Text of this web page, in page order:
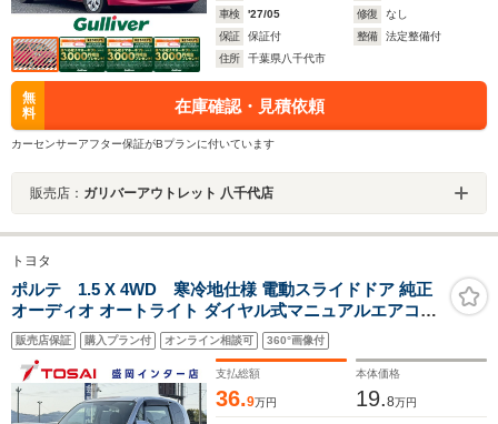
車検
'27/05 修復
なし
保証
保証付 整備
法定整備付
住所
千葉県八千代市
無
料
在庫確認・見積依頼
カーセンサーアフター保証がBプランに付いています
販売店： ガリバーアウトレット 八千代店
トヨタ
ポルテ 1.5 X 4WD 寒冷地仕様 電動スライドドア 純正
オーディオ オートライト ダイヤル式マニュアルエアコン
キーレスキー 横滑り防止装置 フォグライト バニティミラ
ー
販売店保証 購入プラン付 オンライン相談可 360°画像付
支払総額
36.9万円
本体価格
19.8万円